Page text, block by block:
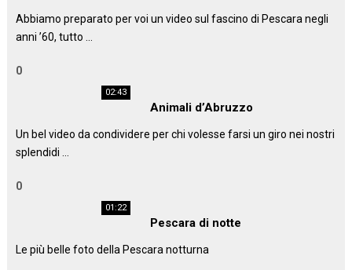
Abbiamo preparato per voi un video sul fascino di Pescara negli
anni ’60, tutto …
0
02:43
Animali d’Abruzzo
Un bel video da condividere per chi volesse farsi un giro nei nostri
splendidi …
0
01:22
Pescara di notte
Le più belle foto della Pescara notturna